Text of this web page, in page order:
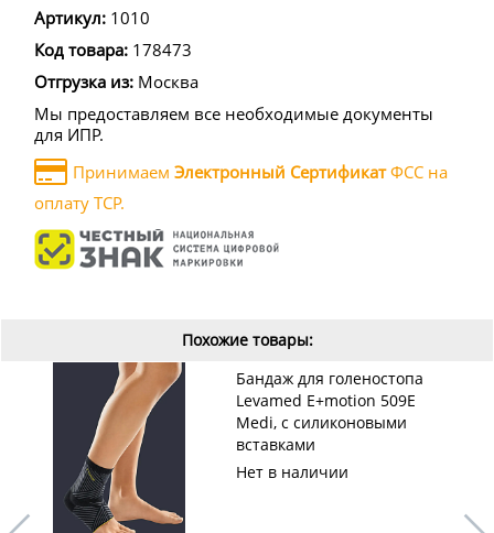
Артикул: 1010
Код товара: 178473
Отгрузка из: Москва
Мы предоставляем все необходимые документы
для ИПР.
Принимаем Электронный СертификатФСС на
оплату ТСР.
Похожие товары:
Бандаж для голеностопа
Levamed E+motion 509E
Medi, с силиконовыми
вставками
Нет в наличии